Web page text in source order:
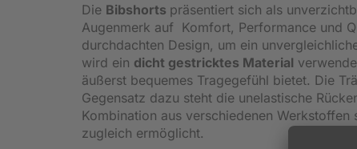
Die Bibshorts präsentiert sich als
Augenmerk auf Komfort, Performance und
durchdachten Design, um ein
wird ein dicht gestricktes Material
äußerst bequemes Tragegefühl bietet. Die
Gegensatz dazu steht die unelastische
Kombination aus verschiedenen
zugleich ermöglicht.